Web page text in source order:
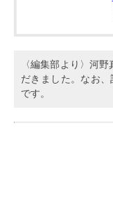
〈編集部より〉河
だきました。なお
です。